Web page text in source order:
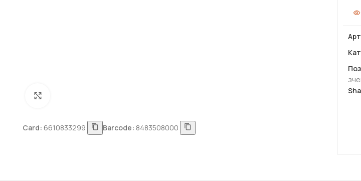
Card: 6610833299 Barcode: 8483508000